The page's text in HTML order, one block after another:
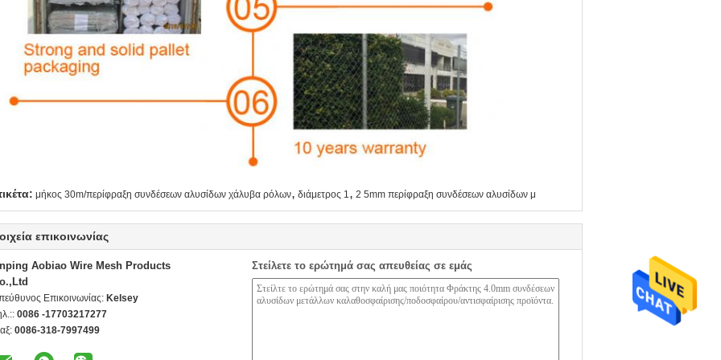
μήκος 30m/περίφραξη συνδέσεων αλυσίδων χάλυβα ρόλων, διάμετρος 1, 2 5mm περίφραξη συνδέσεων αλυσίδων μ
επικοινωνίας
Aobiao Wire Mesh Products
Επικοινωνίας: Kelsey
0086 -17703217277
0086-318-7997499
Στείλετε το ερώτημά σας απευθείας σε εμάς